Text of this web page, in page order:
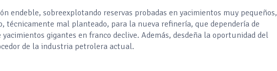
endeble, sobreexplotando reservas probadas en yacimientos muy pequeños,
técnicamente mal planteado, para la nueva refinería, que dependería de
gigantes en franco declive. Además, desdeña la oportunidad del
de la industria petrolera actual.